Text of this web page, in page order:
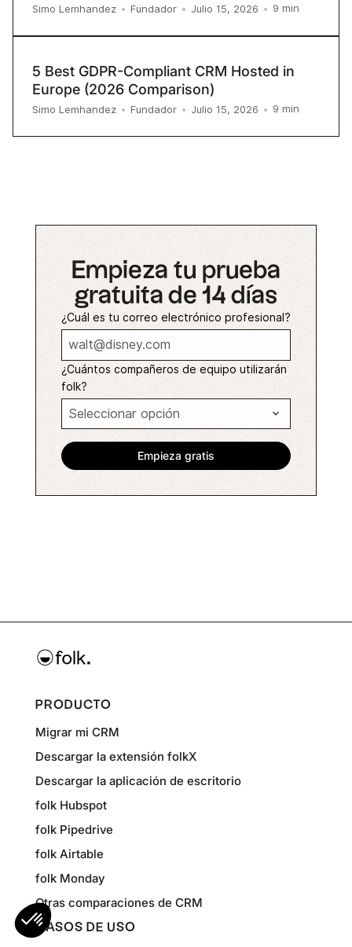
Simo Lemhandez • Fundador • Julio 15, 2026 • 9 min
5 Best GDPR-Compliant CRM Hosted in
Europe (2026 Comparison)
Simo Lemhandez • Fundador • Julio 15, 2026 • 9 min
Empieza tu prueba
gratuita de 14 días
¿Cuál es tu correo electrónico profesional?
¿Cuántos compañeros de equipo utilizarán
folk?
PRODUCTO
Migrar mi CRM
Descargar la extensión folkX
Descargar la aplicación de escritorio
folk Hubspot
folk Pipedrive
folk Airtable
folk Monday
Otras comparaciones de CRM
CASOS DE USO